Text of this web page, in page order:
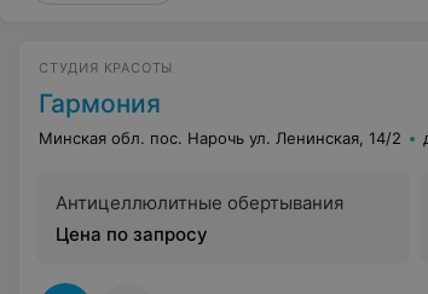
СТУДИЯ КРАСОТЫ
Гармония
Минская обл. пос. Нарочь ул. Ленинская, 14/2
Антицеллюлитные обертывания
Цена по запросу